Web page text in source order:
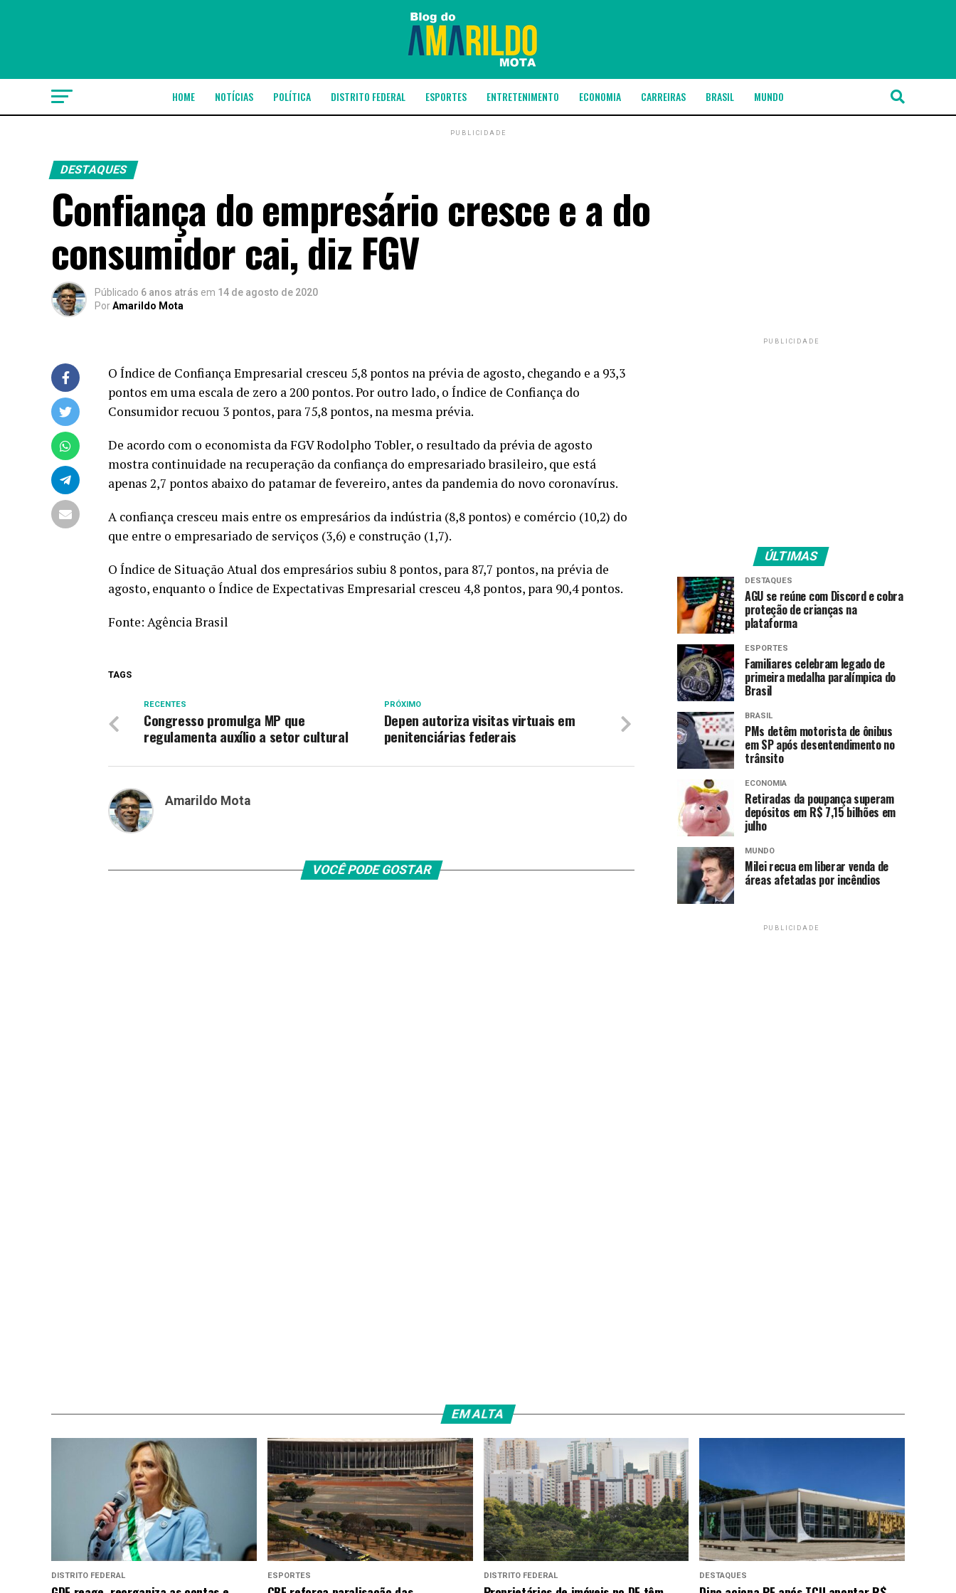
HOME NOTÍCIAS POLÍTICA DISTRITO FEDERAL ESPORTES ENTRETENIMENTO ECONOMIA CARREIRAS BRASIL MUNDO
PUBLICIDADE
DESTAQUES
Confiança do empresário cresce e a do
consumidor cai, diz FGV
Públicado 6 anos atrás em 14 de agosto de 2020
PorAmarildo Mota
O Índice de Confiança Empresarial cresceu 5,8 pontos na prévia de agosto, chegando e a 93,3
pontos em uma escala de zero a 200 pontos. Por outro lado, o Índice de Confiança do
Consumidor recuou 3 pontos, para 75,8 pontos, na mesma prévia.
De acordo com o economista da FGV Rodolpho Tobler, o resultado da prévia de agosto
mostra continuidade na recuperação da confiança do empresariado brasileiro, que está
apenas 2,7 pontos abaixo do patamar de fevereiro, antes da pandemia do novo coronavírus.
A confiança cresceu mais entre os empresários da indústria (8,8 pontos) e comércio (10,2) do
que entre o empresariado de serviços (3,6) e construção (1,7).
O Índice de Situação Atual dos empresários subiu 8 pontos, para 87,7 pontos, na prévia de
agosto, enquanto o Índice de Expectativas Empresarial cresceu 4,8 pontos, para 90,4 pontos.
Fonte: Agência Brasil
TAGS
PRÓXIMO
Depen autoriza visitas virtuais em
penitenciárias federais
RECENTES
Congresso promulga MP que
regulamenta auxílio a setor cultural
Amarildo Mota
VOCÊ PODE GOSTAR
PUBLICIDADE
ÚLTIMAS
DESTAQUES
AGU se reúne com Discord e cobra
proteção de crianças na
plataforma
ESPORTES
Familiares celebram legado de
primeira medalha paralímpica do
Brasil
BRASIL
PMs detêm motorista de ônibus
em SP após desentendimento no
trânsito
ECONOMIA
Retiradas da poupança superam
depósitos em R$ 7,15 bilhões em
julho
MUNDO
Milei recua em liberar venda de
áreas afetadas por incêndios
PUBLICIDADE
EM ALTA
DISTRITO FEDERAL ESPORTES DISTRITO FEDERAL DESTAQUES